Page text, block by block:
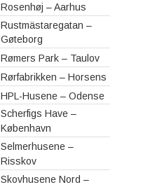
Rosenhøj – Aarhus
Rustmästaregatan –
Gøteborg
Rømers Park – Taulov
Rørfabrikken – Horsens
HPL-Husene – Odense
Scherfigs Have –
København
Selmerhusene –
Risskov
Skovhusene Nord –